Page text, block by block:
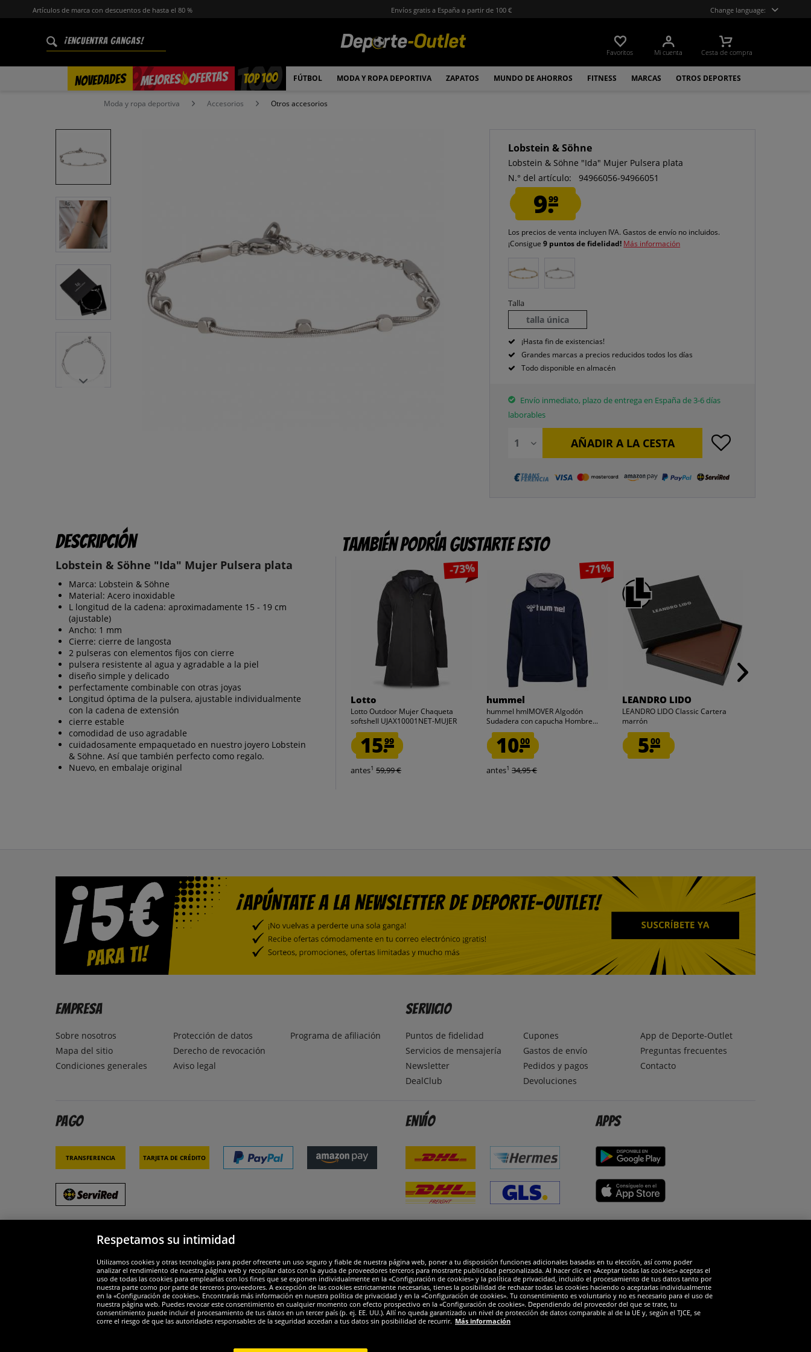
Artículos de marca con descuentos de hasta el 80 % Envíos gratis a España a partir de 100 € Change language:
Favoritos Mi cuenta Cesta de compra
NOVEDADES MEJORES OFERTAS
% TOP 100 FÚTBOL MODA Y ROPA DEPORTIVA ZAPATOS MUNDO DE AHORROS FITNESS MARCAS OTROS DEPORTES
Moda y ropa deportiva Accesorios Otros accesorios
Lobstein & Söhne
Lobstein & Söhne "Ida" Mujer Pulsera plata
N.° del artículo:
94966056-94966051
9.99
Los precios de venta incluyen IVA.Gastos de envío no incluidos.
¡Consigue9 puntos de fidelidad! Más información
Talla
talla única
¡Hasta fin de existencias!
Grandes marcas a precios reducidos todos los días
Todo disponible en almacén
Envío inmediato, plazo de entrega en España de 3-6 días
laborables
AÑADIR A LA CESTA
Descripción
Lobstein & Söhne "Ida" Mujer Pulsera plata
Marca: Lobstein & Söhne
Material: Acero inoxidable
L longitud de la cadena: aproximadamente 15 - 19 cm
(ajustable)
Ancho: 1 mm
Cierre: cierre de langosta
2 pulseras con elementos fijos con cierre
pulsera resistente al agua y agradable a la piel
diseño simple y delicado
perfectamente combinable con otras joyas
Longitud óptima de la pulsera, ajustable individualmente
con la cadena de extensión
cierre estable
comodidad de uso agradable
cuidadosamente empaquetado en nuestro joyero Lobstein
& Söhne. Así que también perfecto como regalo.
Nuevo, en embalaje original
También podría gustarte esto
-73%
Lotto
Lotto Outdoor Mujer Chaqueta
softshell UJAX10001NET-MUJER
15.99
antes1 59,99 €
-71%
hummel
hummel hmlMOVER Algodón
Sudadera con capucha Hombre...
10.00
antes1 34,95 €
LEANDRO LIDO
LEANDRO LIDO Classic Cartera
marrón
5.00
Empresa
Sobre nosotros
Mapa del sitio
Condiciones generales
Protección de datos
Derecho de revocación
Aviso legal
Programa de afiliación
Servicio
Puntos de fidelidad
Servicios de mensajería
Newsletter
DealClub
Cupones
Gastos de envío
Pedidos y pagos
Devoluciones
App de Deporte-Outlet
Preguntas frecuentes
Contacto
Pago
Transferencia Tarjeta de crédito
Envío Apps
Widerruf
Respetamos su intimidad
Utilizamos cookies y otras tecnologías para poder ofrecerte un uso seguro y fiable de nuestra página web, poner a tu disposición funciones adicionales basadas en tu elección, así como poder
analizar el rendimiento de nuestra página web y recopilar datos con la ayuda de proveedores terceros para mostrarte publicidad personalizada. Al hacer clic en «Aceptar todas las cookies» aceptas el
uso de todas las cookies para emplearlas con los fines que se exponen individualmente en la «Configuración de cookies» y la política de privacidad, incluido el procesamiento de tus datos tanto por
nuestra parte como por parte de terceros proveedores. A excepción de las cookies estrictamente necesarias, tienes la posibilidad de rechazar todas las cookies haciendo o aceptarlas individualmente
en la «Configuración de cookies». Encontrarás más información en nuestra política de privacidad y en la «Configuración de cookies». Tu consentimiento es voluntario y no es necesario para el uso de
nuestra página web. Puedes revocar este consentimiento en cualquier momento con efecto prospectivo en la «Configuración de cookies». Dependiendo del proveedor del que se trate, tu
consentimiento puede incluir el procesamiento de tus datos en un tercer país (p. ej. EE. UU.). Allí no queda garantizado un nivel de protección de datos comparable al de la UE y, según el TJCE, se
corre el riesgo de que las autoridades responsables de la seguridad accedan a tus datos sin posibilidad de recurrir. Más información